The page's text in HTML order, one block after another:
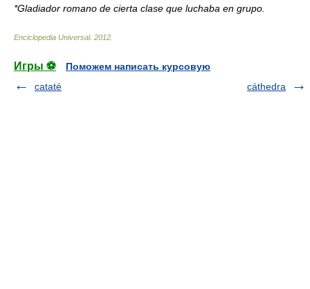
*Gladiador romano de cierta clase que luchaba en grupo.
Enciclopedia Universal. 2012
Игры ⚽
Поможем написать курсовую
cataté
cáthedra